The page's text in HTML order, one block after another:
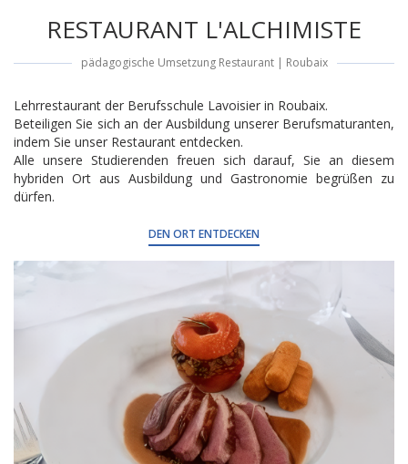
RESTAURANT L'ALCHIMISTE
pädagogische Umsetzung Restaurant | Roubaix
Lehrrestaurant der Berufsschule Lavoisier in Roubaix.
Beteiligen Sie sich an der Ausbildung unserer Berufsmaturanten,
indem Sie unser Restaurant entdecken.
Alle unsere Studierenden freuen sich darauf, Sie an diesem
hybriden Ort aus Ausbildung und Gastronomie begrüßen zu
dürfen.
DEN ORT ENTDECKEN